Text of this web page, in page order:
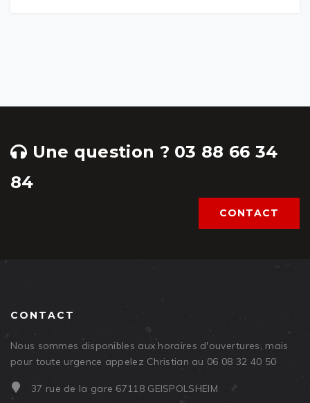
Une question ? 03 88 66 34
84
CONTACT
CONTACT
Nous sommes disponibles aux horaires d'ouvertures, mais
pour toute urgence appelez Christian au 06 08 32 40 50
37 rue de la gare 67118 GEISPOLSHEIM